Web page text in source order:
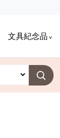
文具紀念品